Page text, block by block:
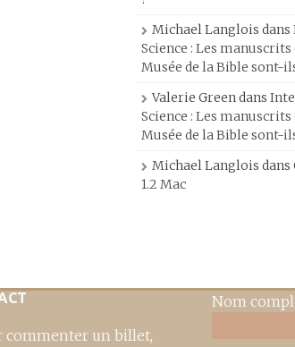
Michael Langlois dans
Science : Les
Musée de la Bible sont-
Valerie Greendans
Science : Les
Musée de la Bible sont-
Michael Langlois dans
1.2 Mac
commenter un billet,
Nom